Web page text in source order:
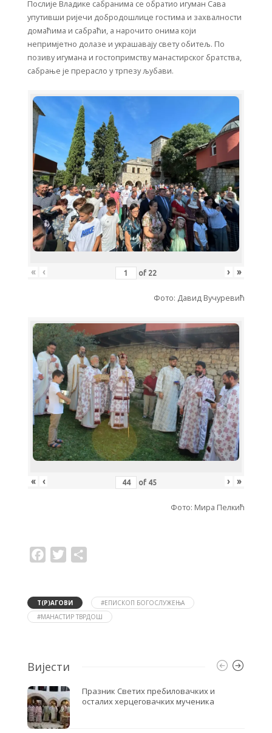
Послије Владике сабранима се обратио игуман Сава
упутивши ријечи добродошлице гостима и захвалности
домаћима и сабраћи, а нарочито онима који
непримјетно долазе и украшавају свету обитељ. По
позиву игумана и гостопримству манастирског братства,
сабрање је прерасло у трпезу љубави.
« ‹ of 22 › »
Фото: Давид Вучуревић
« ‹ of 45 › »
Фото: Мира Пелкић
a
o
o
k
T
w
e
r
Т(Р)АГОВИ
#ЕПИСКОП БОГОСЛУЖЕЊА
#МАНАСТИР ТВРДОШ
Вијести
Празник Светих пребиловачких и
осталих херцеговачких мученика